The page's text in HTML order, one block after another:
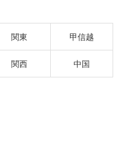
関東 甲信越
関西 中国